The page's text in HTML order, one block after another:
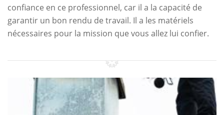
confiance en ce professionnel, car il a la capacité de
garantir un bon rendu de travail. Il a les matériels
nécessaires pour la mission que vous allez lui confier.